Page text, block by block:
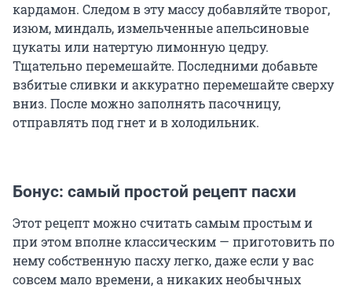
кардамон. Следом в эту массу добавляйте творог,
изюм, миндаль, измельченные апельсиновые
цукаты или натертую лимонную цедру.
Тщательно перемешайте. Последними добавьте
взбитые сливки и аккуратно перемешайте сверху
вниз. После можно заполнять пасочницу,
отправлять под гнет и в холодильник.
Бонус: самый простой рецепт пасхи
Этот рецепт можно считать самым простым и
при этом вполне классическим — приготовить по
нему собственную пасху легко, даже если у вас
совсем мало времени, а никаких необычных